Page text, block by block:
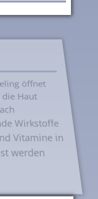
öffnet
Haut
Wirkstoffe
Vitamine in
werden